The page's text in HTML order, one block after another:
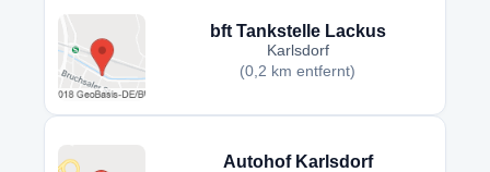
bft Tankstelle Lackus
Karlsdorf
(0,2 km entfernt)
Autohof Karlsdorf